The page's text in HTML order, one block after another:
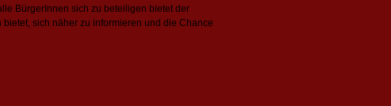
BürgerInnen sich zu beteiligen bietet der
bietet, sich näher zu informieren und die Chance